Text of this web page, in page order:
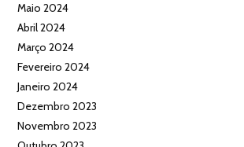
Maio 2024
Abril 2024
Março 2024
Fevereiro 2024
Janeiro 2024
Dezembro 2023
Novembro 2023